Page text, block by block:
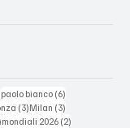
7 post
paolo bianco (6)
(3)3 post
Milan (3)
3 post
mondiali 2026 (2)